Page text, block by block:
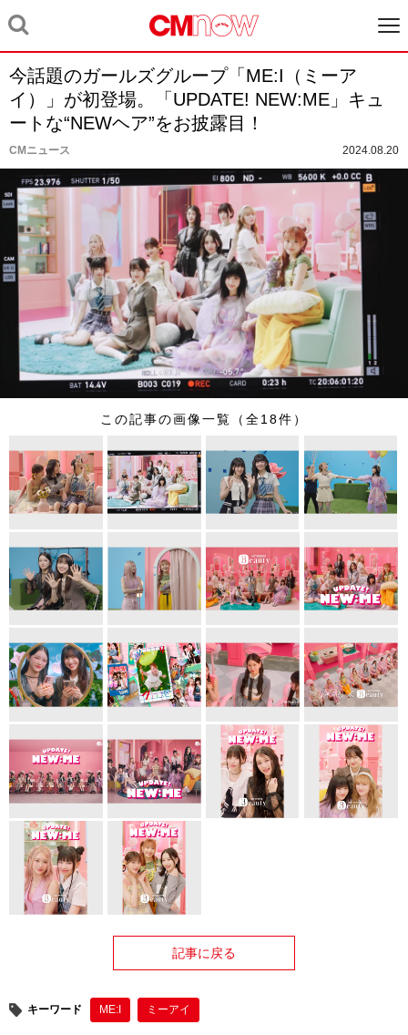
今話題のガールズグループ「ME:I（ミーア
イ）」が初登場。「UPDATE! NEW:ME」キュ
ートな“NEWヘア”をお披露目！
CMニュース 2024.08.20
この記事の画像一覧（全18件）
記事に戻る
キーワード ME:I ミーアイ